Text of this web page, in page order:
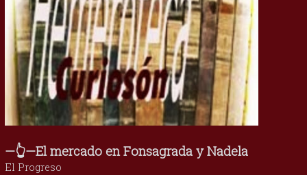
—👆—El mercado en Fonsagrada y Nadela
El Progreso